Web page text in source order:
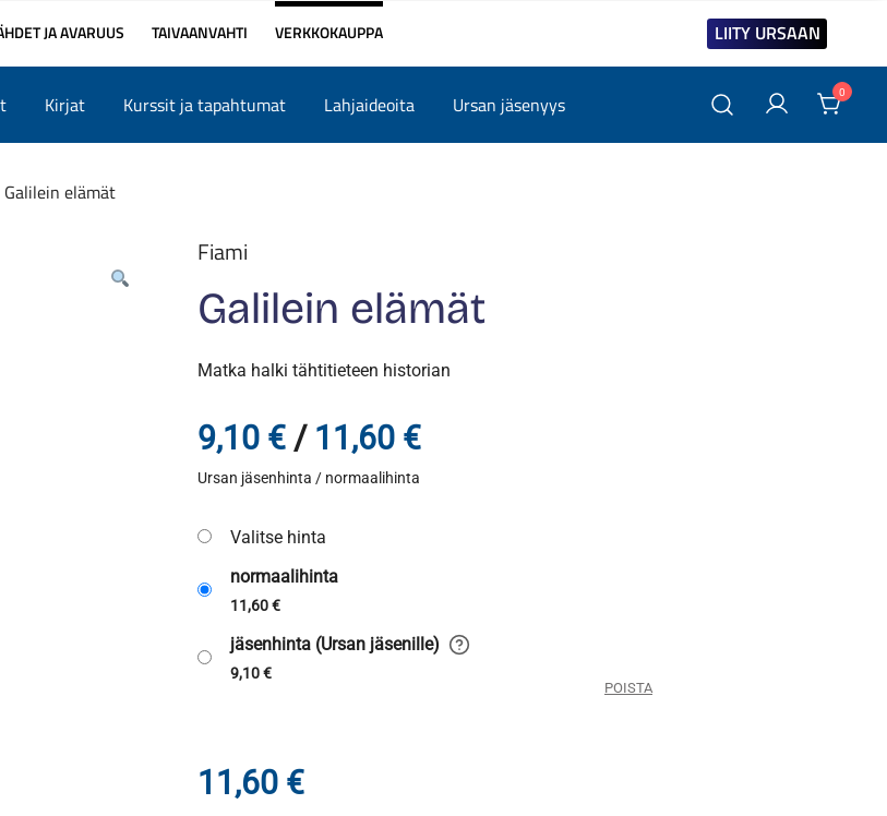
JA AVARUUS TAIVAANVAHTI VERKKOKAUPPA LIITY URSAAN
Kirjat Kurssit ja tapahtumat Lahjaideoita Ursan jäsenyys 0
elämät
Fiami
Galilein elämät
Matka halki tähtitieteen historian
9,10 € / 11,60 €Hintaluokka:
Ursan jäsenhinta / normaalihinta
Valitse hinta
normaalihinta
11,60€
jäsenhinta (Ursan jäsenille)
9,10€
POISTA
11,60 €